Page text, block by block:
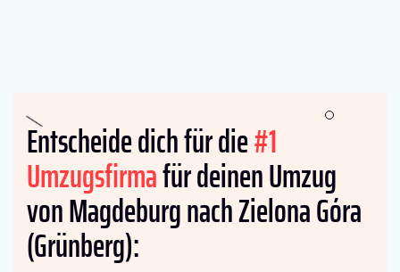
Entscheide dich für die#1
Umzugsfirmafür deinen Umzug
von Magdeburg nach Zielona Góra
(Grünberg):